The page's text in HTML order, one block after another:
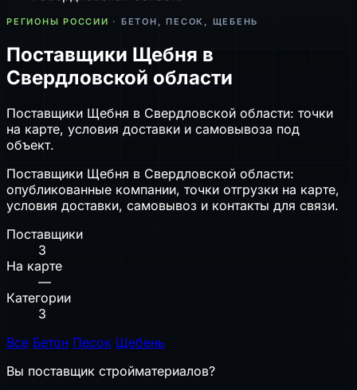
РЕГИОНЫ РОССИИ · БЕТОН, ПЕСОК, ЩЕБЕНЬ
Поставщики Щебня в
Свердловской области
Поставщики Щебня в Свердловской области: точки
на карте, условия доставки и самовывоза под
объект.
Поставщики Щебня в Свердловской области:
опубликованные компании, точки отгрузки на карте,
условия доставки, самовывоз и контакты для связи.
Поставщики
3
На карте
—
Категории
3
Все Бетон Песок Щебень
Вы поставщик стройматериалов?